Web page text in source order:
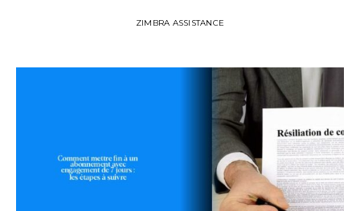
ZIMBRA ASSISTANCE